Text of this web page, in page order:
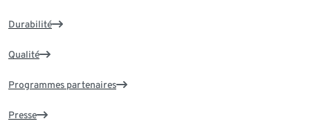
Durabilité
Qualité
Programmes partenaires
Presse